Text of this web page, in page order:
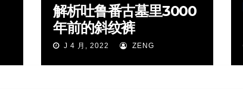
解析吐鲁番古墓里3000
年前的斜纹裤
J 4 月, 2022 ZENG